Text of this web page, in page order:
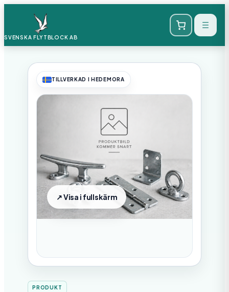
SVENSKA FLYTBLOCK AB
TILLVERKAD I HEDEMORA
PRODUKT